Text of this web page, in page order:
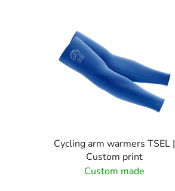
Cycling arm warmers TSEL |
Custom print
Custom made